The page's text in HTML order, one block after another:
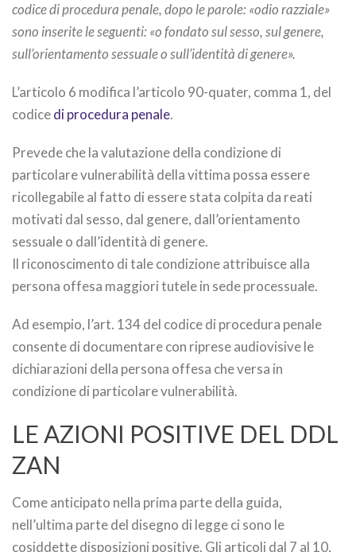
codice di procedura penale, dopo le parole: «odio razziale»
sono inserite le seguenti: «o fondato sul sesso, sul genere,
sull’orientamento sessuale o sull’identità di genere».
L’articolo 6 modifica l’articolo 90-quater, comma 1, del
codicedi procedura penale.
Prevede che la valutazione della condizione di
particolare vulnerabilità della vittima possa essere
ricollegabile al fatto di essere stata colpita da reati
motivati dal sesso, dal genere, dall’orientamento
sessuale o dall’identità di genere.
Il riconoscimento di tale condizione attribuisce alla
persona offesa maggiori tutele in sede processuale.
Ad esempio, l’art. 134 del codice di procedura penale
consente di documentare con riprese audiovisive le
dichiarazioni della persona offesa che versa in
condizione di particolare vulnerabilità.
LE AZIONI POSITIVE DEL DDL
ZAN
Come anticipato nella prima parte della guida,
nell’ultima parte del disegno di legge ci sono le
cosiddette disposizioni positive. Gli articoli dal 7 al 10,